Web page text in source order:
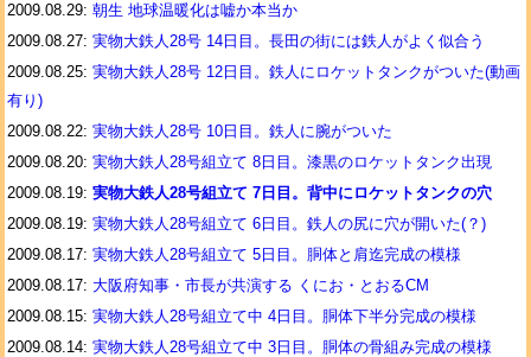
2009.08.29: 朝生 地球温暖化は嘘か本当か
2009.08.27: 実物大鉄人28号 14日目。長田の街には鉄人がよく似合う
2009.08.25: 実物大鉄人28号 12日目。鉄人にロケットタンクがついた(動画
有り)
2009.08.22: 実物大鉄人28号 10日目。鉄人に腕がついた
2009.08.20: 実物大鉄人28号組立て 8日目。漆黒のロケットタンク出現
2009.08.19: 実物大鉄人28号組立て 7日目。背中にロケットタンクの穴
2009.08.19: 実物大鉄人28号組立て 6日目。鉄人の尻に穴が開いた(？)
2009.08.17: 実物大鉄人28号組立て 5日目。胴体と肩迄完成の模様
2009.08.17: 大阪府知事・市長が共演する くにお・とおるCM
2009.08.15: 実物大鉄人28号組立て中 4日目。胴体下半分完成の模様
2009.08.14: 実物大鉄人28号組立て中 3日目。胴体の骨組み完成の模様